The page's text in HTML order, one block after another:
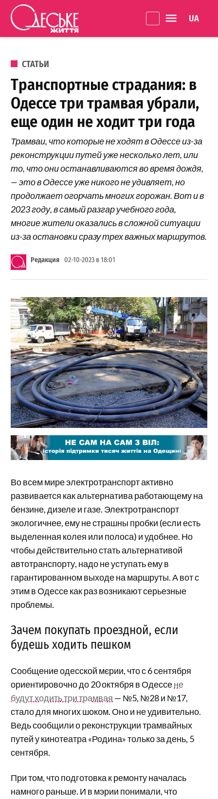
Перейти к содержанию
життя
ОПУБЛИКОВАНО В
СТАТЬИ
Транспортные страдания: в
Одессе три трамвая убрали,
еще один не ходит три года
Трамваи, что которые не ходят в Одессе из-за
реконструкции путей уже несколько лет, или
то, что они останавливаются во время дождя,
— это в Одессе уже никого не удивляет, но
продолжает огорчать многих горожан. Вот и в
2023 году, в самый разгар учебного года,
многие жители оказались в сложной ситуации
из-за остановки сразу трех важных маршрутов.
Редакция 02-10-2023 в 18:01
Во всем мире электротранспорт активно
развивается как альтернатива работающему на
бензине, дизеле и газе. Электротранспорт
экологичнее, ему не страшны пробки (если есть
выделенная колея или полоса) и удобнее. Но
чтобы действительно стать альтернативой
автотранспорту, надо не уступать ему в
гарантированном выходе на маршруты. А вот с
этим в Одессе как раз возникают серьезные
проблемы.
Зачем покупать проездной, если
будешь ходить пешком
Сообщение одесской мєрии, что с 6 сентября
ориентировочно до 20 октября в Одессене
будут ходить три трамвая — №5, №28 и №17,
стало для многих шоком. Оно и не удивительно.
Ведь сообщили о реконструкции трамвайных
путей у кинотеатра «Родина» только за день, 5
сентября.
При том, что подготовка к ремонту началась
намного раньше. И в мэрии понимали, что